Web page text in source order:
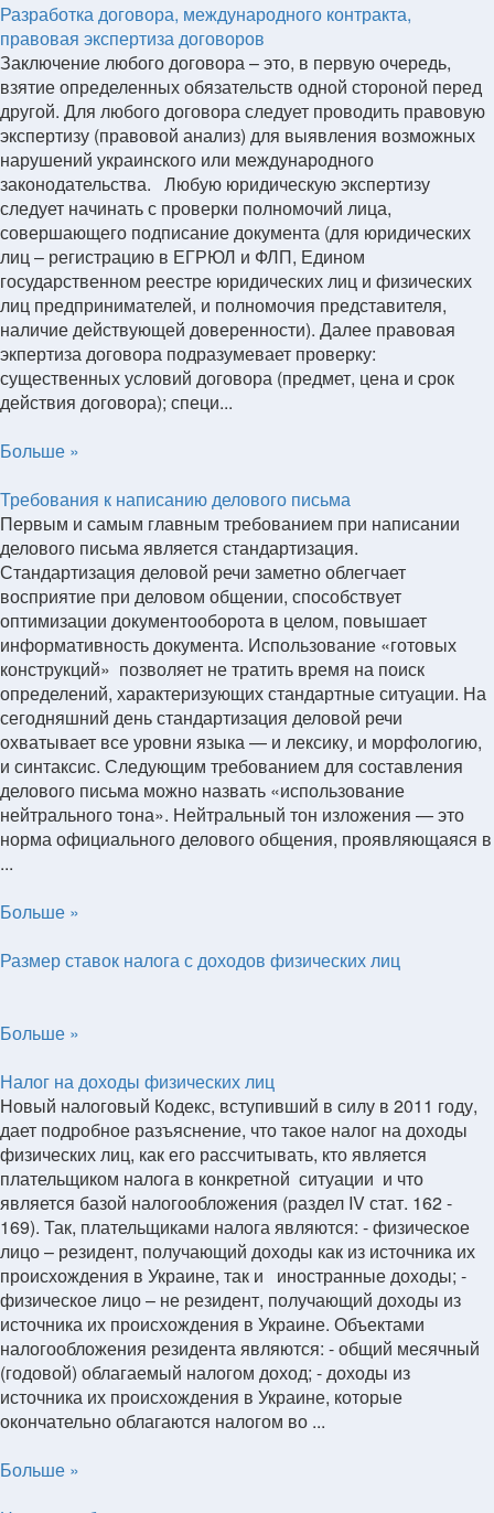
Разработка договора, международного контракта,
правовая экспертиза договоров
Заключение любого договора – это, в первую очередь,
взятие определенных обязательств одной стороной перед
другой. Для любого договора следует проводить правовую
экспертизу (правовой анализ) для выявления возможных
нарушений украинского или международного
законодательства. Любую юридическую экспертизу
следует начинать с проверки полномочий лица,
совершающего подписание документа (для юридических
лиц – регистрацию в ЕГРЮЛ и ФЛП, Едином
государственном реестре юридических лиц и физических
лиц предпринимателей, и полномочия представителя,
наличие действующей доверенности). Далее правовая
экпертиза договора подразумевает проверку:
существенных условий договора (предмет, цена и срок
действия договора); специ...
Больше »
Требования к написанию делового письма
Первым и самым главным требованием при написании
делового письма является стандартизация.
Стандартизация деловой речи заметно облегчает
восприятие при деловом общении, способствует
оптимизации документооборота в целом, повышает
информативность документа. Использование «готовых
конструкций» позволяет не тратить время на поиск
определений, характеризующих стандартные ситуации. На
сегодняшний день стандартизация деловой речи
охватывает все уровни языка — и лексику, и морфологию,
и синтаксис. Следующим требованием для составления
делового письма можно назвать «использование
нейтрального тона». Нейтральный тон изложения — это
норма официального делового общения, проявляющаяся в
...
Больше »
Размер ставок налога с доходов физических лиц
Больше »
Налог на доходы физических лиц
Новый налоговый Кодекс, вступивший в силу в 2011 году,
дает подробное разъяснение, что такое налог на доходы
физических лиц, как его рассчитывать, кто является
плательщиком налога в конкретной ситуации и что
является базой налогообложения (раздел IV стат. 162 -
169). Так, плательщиками налога являются: - физическое
лицо – резидент, получающий доходы как из источника их
происхождения в Украине, так и иностранные доходы; -
физическое лицо – не резидент, получающий доходы из
источника их происхождения в Украине. Объектами
налогообложения резидента являются: - общий месячный
(годовой) облагаемый налогом доход; - доходы из
источника их происхождения в Украине, которые
окончательно облагаются налогом во ...
Больше »